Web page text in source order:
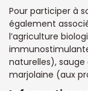
Pour participer à
également
l’agriculture
naturelles),
marjolaine (aux